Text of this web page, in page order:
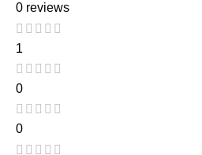
0 reviews
1
0
0